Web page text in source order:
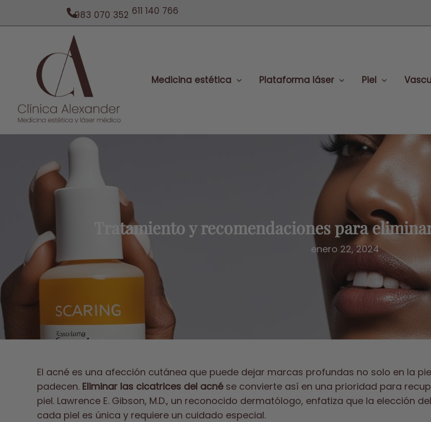
983 070 352 611 140 766
Medicina estética Plataforma láser Piel
Tratamiento y recomendaciones para
enero 22, 2024
El acné es una afección cutánea que puede dejar marcas profundas no solo en la
padecen. Eliminar las cicatrices del acnése convierte así en una prioridad para
piel. Lawrence E. Gibson, M.D., un reconocido dermatólogo, enfatiza que la elección
cada piel es única y requiere un cuidado especial.